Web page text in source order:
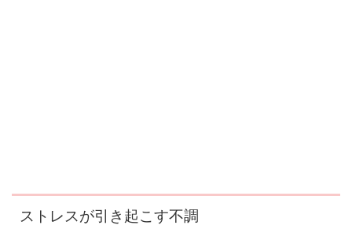
ストレスが引き起こす不調